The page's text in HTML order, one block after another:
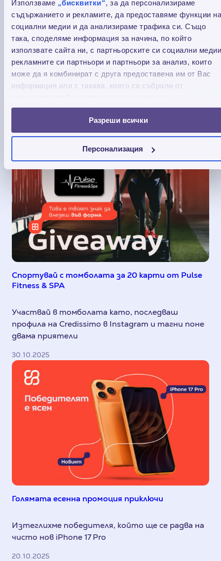
Използваме „бисквитки“, за да персонализираме
съдържанието и рекламите, да предоставяме функции на
социални медии и да анализираме трафика си. Също
така, споделяме информация за начина, по който
използвате сайта ни, с партньорските си социални
рекламните си партньори и партньори за анализ, които
може да я комбинират с друга предоставена им от Вас
информация или с такава, която са събрали от
Разреши всички
Персонализация
Услугите на Credissimo вече са достъпни в
мрежата на Български пощи
16.12.2025
Спортувай с томболата за 20 карти от Pulse
Fitness & SPA
Участвай в томболата като, последваш
профила на Credissimo в Instagram и тагни поне
двама приятели
30.10.2025
Голямата есенна промоция приключи
Изтеглихме победителя, който ще се радва на
чисто нов iPhone 17 Pro
20.10.2025